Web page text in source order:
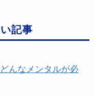
記事
んなメンタルが必